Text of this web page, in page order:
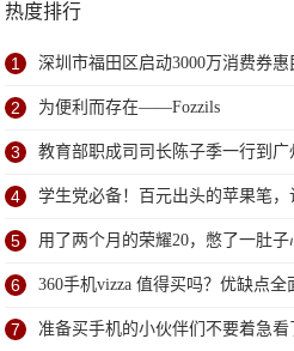
热度排行
1 深圳市福田区启动3000万消费券惠
2 为便利而存在——Fozzils
3 教育部职成司司长陈子季一行到
研
4 学生党必备！百元出头的苹果笔
5 用了两个月的荣耀20，憋了一肚
6 360手机vizza 值得买吗？优缺点全
7 准备买手机的小伙伴们不要着急